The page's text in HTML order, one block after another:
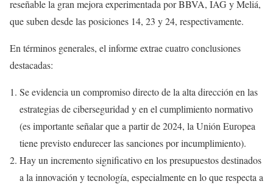
reseñable la gran mejora experimentada por BBVA, IAG y Meliá,
que suben desde las posiciones 14, 23 y 24, respectivamente.
En términos generales, el informe extrae cuatro conclusiones
destacadas:
Se evidencia un compromiso directo de la alta dirección en las
estrategias de ciberseguridad y en el cumplimiento normativo
(es importante señalar que a partir de 2024, la Unión Europea
tiene previsto endurecer las sanciones por incumplimiento).
Hay un incremento significativo en los presupuestos destinados
a la innovación y tecnología, especialmente en lo que respecta a